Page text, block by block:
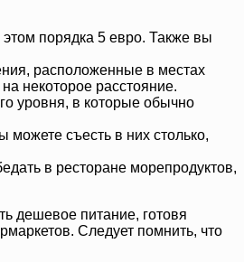
порядка 5 евро. Также вы
расположенные в местах
некоторое расстояние.
уровня, в которые обычно
съесть в них столько,
в ресторане морепродуктов,
дешевое питание, готовя
Следует помнить, что